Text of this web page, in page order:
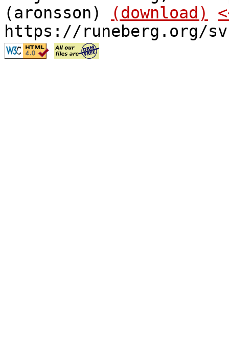
(aronsson)
(download)
https://runeberg.org/